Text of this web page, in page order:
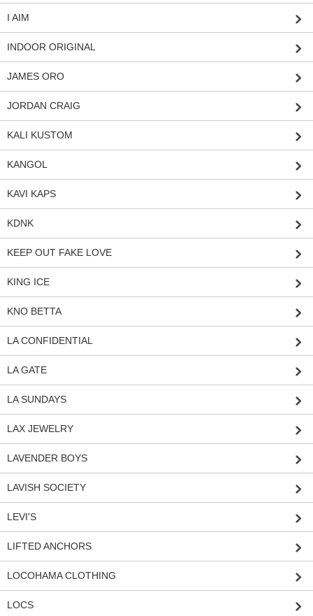
I AIM
INDOOR ORIGINAL
JAMES ORO
JORDAN CRAIG
KALI KUSTOM
KANGOL
KAVI KAPS
KDNK
KEEP OUT FAKE LOVE
KING ICE
KNO BETTA
LA CONFIDENTIAL
LA GATE
LA SUNDAYS
LAX JEWELRY
LAVENDER BOYS
LAVISH SOCIETY
LEVI'S
LIFTED ANCHORS
LOCOHAMA CLOTHING
LOCS